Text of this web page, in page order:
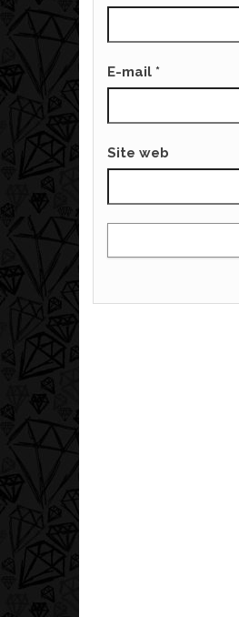
E-mail *
Site web